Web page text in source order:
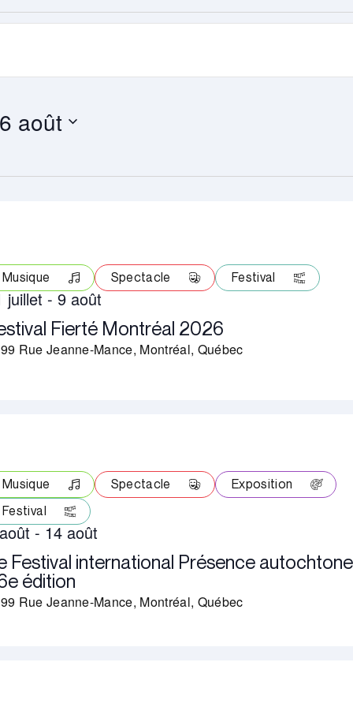
août
Fierté Montréal 2026
juillet-9 août
Rue Jeanne-Mance, Montréal, Québec
Musique Spectacle Festival
Festival international Présence
édition
-14 août
Rue Jeanne-Mance, Montréal, Québec
Musique Spectacle
Exposition
Festival